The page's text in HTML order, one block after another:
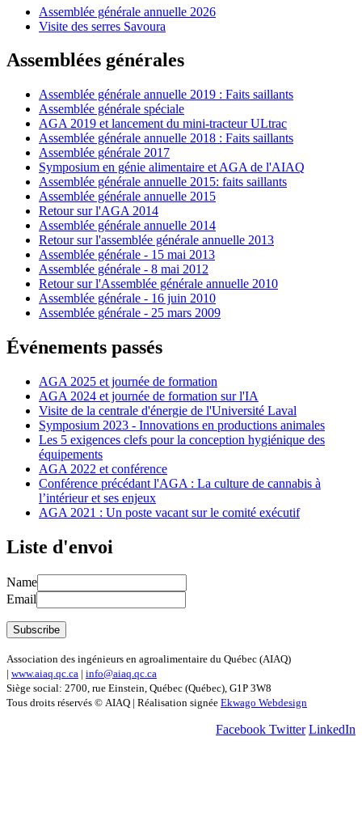
Assemblée générale annuelle 2026
Visite des serres Savoura
Assemblées générales
Assemblée générale annuelle 2019 : Faits saillants
Assemblée générale spéciale
AGA 2019 et lancement du mini-tracteur ULtrac
Assemblée générale annuelle 2018 : Faits saillants
Assemblée générale 2017
Symposium en génie alimentaire et AGA de l'AIAQ
Assemblée générale annuelle 2015: faits saillants
Assemblée générale annuelle 2015
Retour sur l'AGA 2014
Assemblée générale annuelle 2014
Retour sur l'assemblée générale annuelle 2013
Assemblée générale - 15 mai 2013
Assemblée générale - 8 mai 2012
Retour sur l'Assemblée générale annuelle 2010
Assemblée générale - 16 juin 2010
Assemblée générale - 25 mars 2009
Événements passés
AGA 2025 et journée de formation
AGA 2024 et journée de formation sur l'IA
Visite de la centrale d'énergie de l'Université Laval
Symposium 2023 - Innovations en productions animales
Les 5 exigences clefs pour la conception hygiénique des
équipements
AGA 2022 et conférence
Conférence précédant l'AGA : La culture de cannabis à
l’intérieur et ses enjeux
AGA 2021 : Un poste vacant sur le comité exécutif
Liste d'envoi
Name
Email
Association des ingénieurs en agroalimentaire du Québec (AIAQ)
| www.aiaq.qc.ca | info@aiaq.qc.ca
Siège social: 2700, rue Einstein, Québec (Québec), G1P 3W8
Tous droits réservés © AIAQ | Réalisation signée Ekwago Webdesign
Facebook Twitter LinkedIn